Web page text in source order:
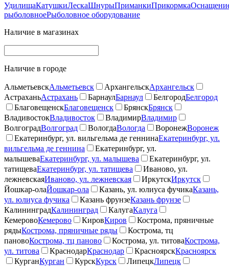
УдилищаКатушкиЛескаШнурыПриманкиПрикормка
рыболовноеРыболовное оборудование
Наличие в магазинах
Наличие в городе
АльметьевскАльметьевск АрхангельскАрхангельск
АстраханьАстрахань БарнаулБарнаул БелгородБелгород
БлаговещенскБлаговещенск БрянскБрянск
ВладивостокВладивосток ВладимирВладимир
ВолгоградВолгоград ВологдаВологда ВоронежВоронеж
Екатеринбург, ул. вильгельма де геннинаЕкатеринбург, ул.
вильгельма де геннина
Екатеринбург, ул.
малышеваЕкатеринбург, ул. малышева
Екатеринбург, ул.
татищеваЕкатеринбург, ул. татищева
Иваново, ул.
лежневскаяИваново, ул. лежневская ИркутскИркутск
Йошкар-олаЙошкар-ола Казань, ул. юлиуса фучикаКазань,
ул. юлиуса фучика
Казань фрунзеКазань фрунзе
КалининградКалининград КалугаКалуга
КемеровоКемерово КировКиров
Кострома, пряничные
рядыКострома, пряничные ряды
Кострома, тц
пановоКострома, тц паново Кострома, ул. титоваКострома,
ул. титова
КраснодарКраснодар КрасноярскКрасноярск
КурганКурган КурскКурск ЛипецкЛипецк